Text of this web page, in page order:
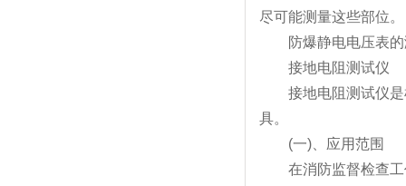
尽可能测量这些部位。
防爆静电电压
接地电阻测试仪
接地电阻测试仪
具。
(一)、应用范围
在消防监督检查工